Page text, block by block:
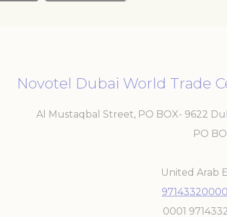
Novotel Dubai World Trade
Al Mustaqbal Street, PO BOX- 9622
PO
United Arab